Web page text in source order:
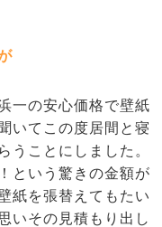
一の安心価格で壁紙
いてこの度居間と寝
うことにしました。
という驚きの金額が
紙を張替えてもたい
いその見積もり出し